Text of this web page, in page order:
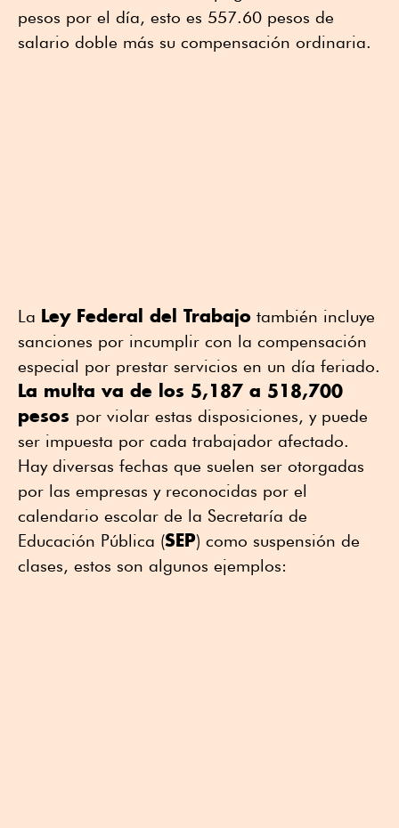
pesos por el día, esto es 557.60 pesos de
salario doble más su compensación ordinaria.
La Ley Federal del Trabajo también incluye
sanciones por incumplir con la compensación
especial por prestar servicios en un día feriado.
La multa va de los 5,187 a 518,700
pesos por violar estas disposiciones, y puede
ser impuesta por cada trabajador afectado.
Hay diversas fechas que suelen ser otorgadas
por las empresas y reconocidas por el
calendario escolar de la Secretaría de
Educación Pública (SEP) como suspensión de
clases, estos son algunos ejemplos: